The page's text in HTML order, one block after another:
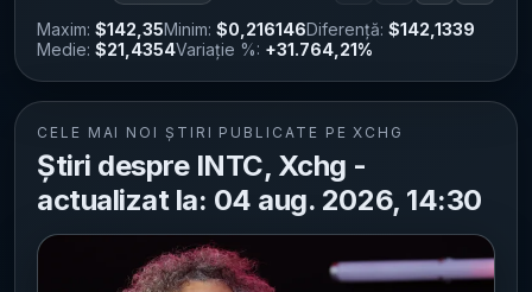
Maxim: $142,35Minim: $0,216146Diferență: $142,1339
Medie: $21,4354Variație %: +31.764,21%
CELE MAI NOI ȘTIRI PUBLICATE PE XCHG
Știri despre INTC, Xchg -
actualizat la: 04 aug. 2026, 14:30